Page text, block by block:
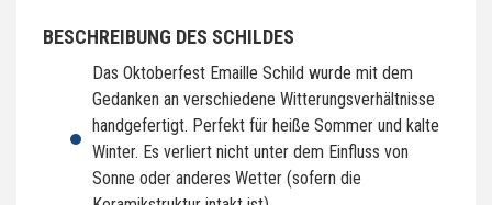
BESCHREIBUNG DES SCHILDES
Das Oktoberfest Emaille Schild wurde mit dem
Gedanken an verschiedene Witterungsverhältnisse
handgefertigt. Perfekt für heiße Sommer und kalte
Winter. Es verliert nicht unter dem Einfluss von
Sonne oder anderes Wetter (sofern die